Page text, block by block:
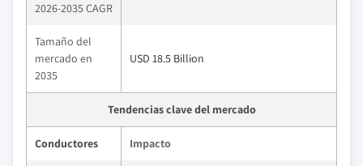
2026-2035 CAGR
Tamaño del
mercado en
2035
USD 18.5 Billion
Tendencias clave del mercado
Conductores Impacto